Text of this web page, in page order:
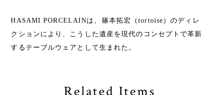
HASAMI PORCELAINは、篠本拓宏（tortoise）のディレ
クションにより、こうした遺産を現代のコンセプトで革新
するテーブルウェアとして生まれた。